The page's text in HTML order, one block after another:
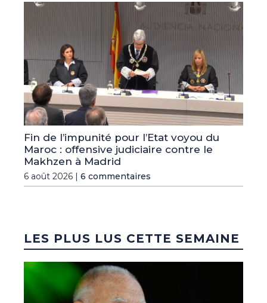
Fin de l’impunité pour l’Etat voyou du
Maroc : offensive judiciaire contre le
Makhzen à Madrid
6 août 2026 | 6 commentaires
LES PLUS LUS CETTE SEMAINE